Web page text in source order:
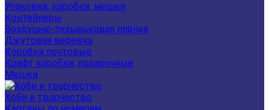
Упаковка, коробки, мешки
Контейнеры
Воздушно-пузырьковая плёнка
Джутовая веревка
Коробки почтовые
Крафт коробки, подарочные
Мешки
Хоби и творчество